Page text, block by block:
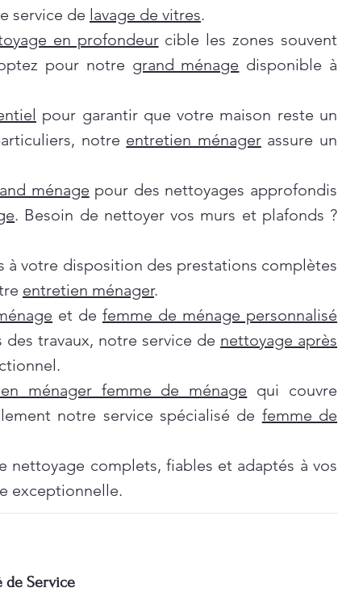
service de lavage de vitres.
en profondeurcible les zones souvent
pour notre grand ménage disponible à
pour garantir que votre maison reste un
notre entretien ménagerassure un
ménage pour des nettoyages approfondis
. Besoin de nettoyer vos murs et plafonds ?
votre disposition des prestations complètes
entretien ménager.
et de femme de ménage personnalisé
travaux, notre service de nettoyage après
ménager femme de ménage qui couvre
notre service spécialisé de femme de
nettoyage complets, fiables et adaptés à vos
exceptionnelle.
de Service